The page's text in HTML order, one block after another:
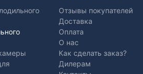
Отзывы покупателей
Доставка
Оплата
О нас
Как сделать заказ?
Дилерам